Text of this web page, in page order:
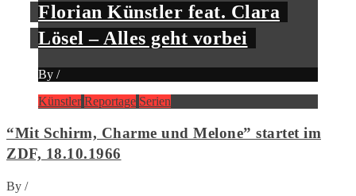
Florian Künstler feat. Clara
Lösel – Alles geht vorbei
By /
Künstler Reportage Serien
“Mit Schirm, Charme und Melone” startet im
ZDF, 18.10.1966
By /